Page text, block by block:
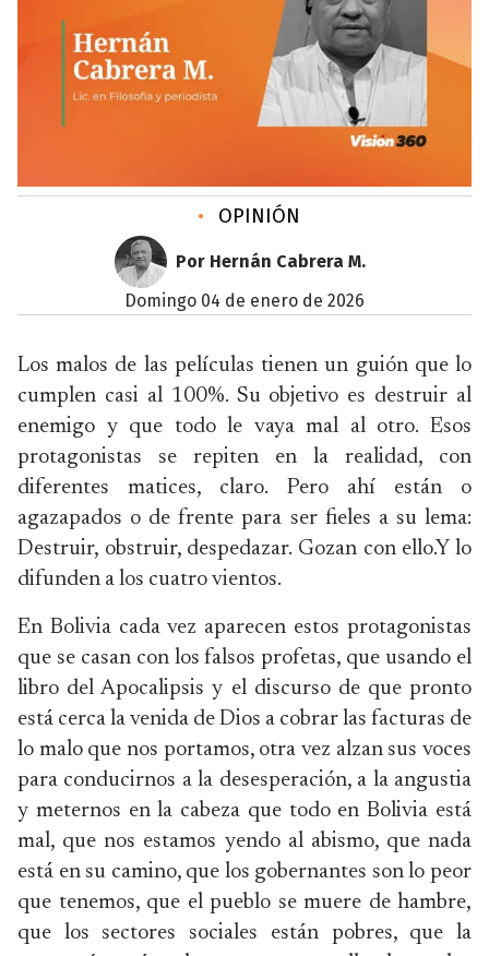
• OPINIÓN
Por Hernán Cabrera M.
domingo 04 de enero de 2026
Los malos de las películas tienen un guión que lo
cumplen casi al 100%. Su objetivo es destruir al
enemigo y que todo le vaya mal al otro. Esos
protagonistas se repiten en la realidad, con
diferentes matices, claro. Pero ahí están o
agazapados o de frente para ser fieles a su lema:
Destruir, obstruir, despedazar. Gozan con ello.Y lo
difunden a los cuatro vientos.
En Bolivia cada vez aparecen estos protagonistas
que se casan con los falsos profetas, que usando el
libro del Apocalipsis y el discurso de que pronto
está cerca la venida de Dios a cobrar las facturas de
lo malo que nos portamos, otra vez alzan sus voces
para conducirnos a la desesperación, a la angustia
y meternos en la cabeza que todo en Bolivia está
mal, que nos estamos yendo al abismo, que nada
está en su camino, que los gobernantes son lo peor
que tenemos, que el pueblo se muere de hambre,
que los sectores sociales están pobres, que la